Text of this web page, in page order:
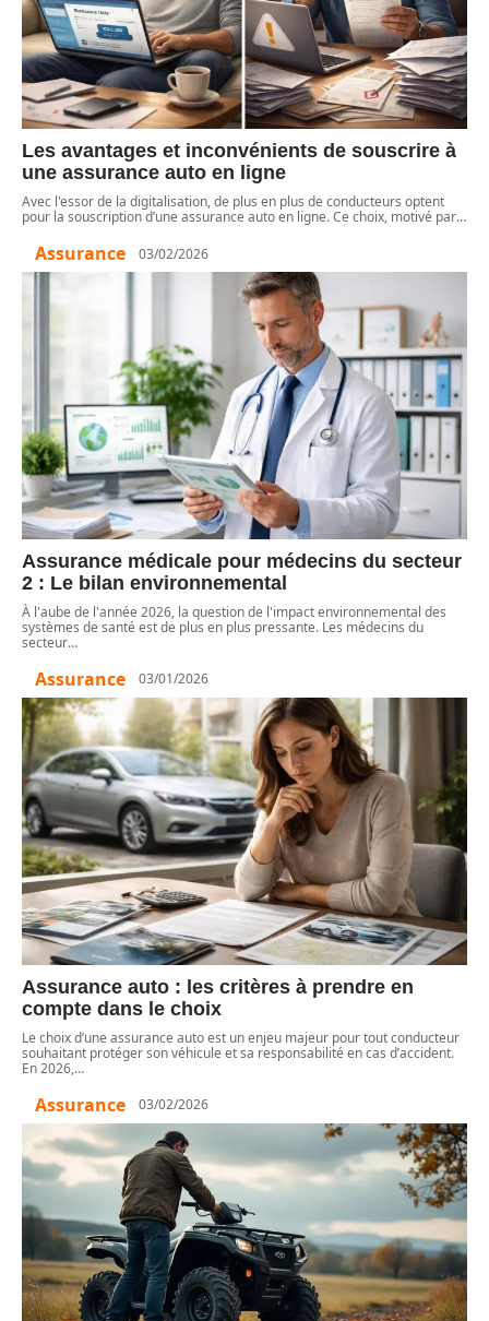
Les avantages et inconvénients de souscrire à
une assurance auto en ligne
Avec l'essor de la digitalisation, de plus en plus de conducteurs optent
pour la souscription d’une assurance auto en ligne. Ce choix, motivé par…
Assurance 03/02/2026
Assurance médicale pour médecins du secteur
2 : Le bilan environnemental
À l'aube de l'année 2026, la question de l'impact environnemental des
systèmes de santé est de plus en plus pressante. Les médecins du
secteur…
Assurance 03/01/2026
Assurance auto : les critères à prendre en
compte dans le choix
Le choix d’une assurance auto est un enjeu majeur pour tout conducteur
souhaitant protéger son véhicule et sa responsabilité en cas d’accident.
En 2026,…
Assurance 03/02/2026